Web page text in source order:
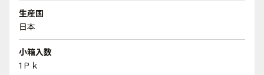
生産国
日本
小箱入数
1Ｐｋ